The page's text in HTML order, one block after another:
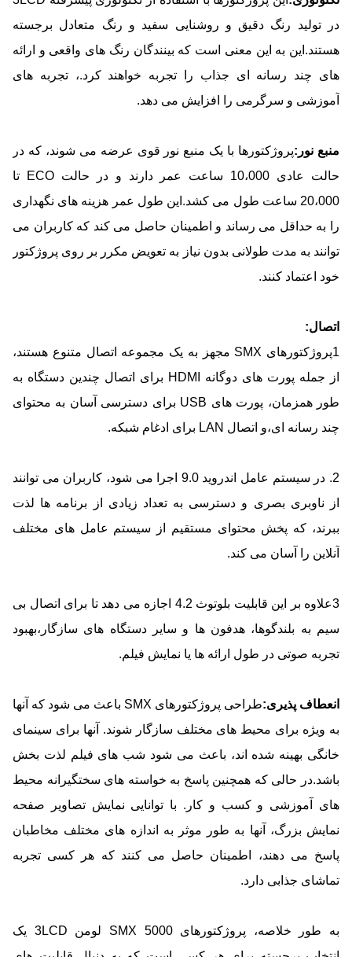
در تولید رنگ دقیق و روشنایی سفید و رنگ متعادل برجسته
هستند.این به این معنی است که بینندگان رنگ های واقعی و ارائه
های چند رسانه ای جذاب را تجربه خواهند کرد.، تجربه های
آموزشی و سرگرمی را افزایش می دهد.
منبع نور:پروژکتورها با یک منبع نور قوی عرضه می شوند، که در
حالت عادی 10،000 ساعت عمر دارند و در حالت ECO تا
20،000 ساعت طول می کشد.این طول عمر هزینه های نگهداری
را به حداقل می رساند و اطمینان حاصل می کند که کاربران می
توانند به مدت طولانی بدون نیاز به تعویض مکرر بر روی پروژکتور
خود اعتماد کنند.
اتصال:
1پروژکتورهای SMX مجهز به یک مجموعه اتصال متنوع هستند،
از جمله پورت های دوگانه HDMI برای اتصال چندین دستگاه به
طور همزمان، پورت های USB برای دسترسی آسان به محتوای
چند رسانه ای،و اتصال LAN برای ادغام شبکه.
2. در سیستم عامل اندروید 9.0 اجرا می شود، کاربران می توانند
از ناوبری بصری و دسترسی به تعداد زیادی از برنامه ها لذت
ببرند، که پخش محتوای مستقیم از سیستم عامل های مختلف
آنلاین را آسان می کند.
3علاوه بر این قابلیت بلوتوث 4.2 اجازه می دهد تا برای اتصال بی
سیم به بلندگوها، هدفون ها و سایر دستگاه های سازگار،بهبود
تجربه صوتی در طول ارائه ها یا نمایش فیلم.
انعطاف پذیری:
طراحی پروژکتورهای SMX باعث می شود که آنها
به ویژه برای محیط های مختلف سازگار شوند. آنها برای سینمای
خانگی بهینه شده اند، باعث می شود شب های فیلم لذت بخش
باشد.در حالی که همچنین پاسخ به خواسته های سختگیرانه محیط
های آموزشی و کسب و کار. با توانایی نمایش تصاویر صفحه
نمایش بزرگ، آنها به طور موثر به اندازه های مختلف مخاطبان
پاسخ می دهند، اطمینان حاصل می کنند که هر کسی تجربه
تماشای جذابی دارد.
به طور خلاصه، پروژکتورهای SMX 5000 لومن 3LCD یک